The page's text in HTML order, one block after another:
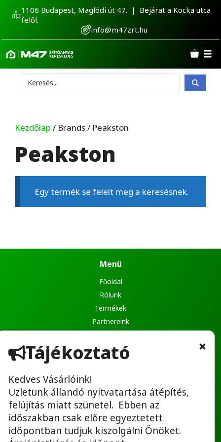
Kilépés1106 Budapest, Maglódi út 47. | Bejárat a Kocka utca
felől.
info@m47zrt.hu
Search
...
Kezdőlap / Brands / Peakston
Peakston
Egy termék se felelt meg a keresésnek.
Tájékoztató
Kedves Vásárlóink!
Üzletünk állandó nyitvatartása átépítés,
felújítás miatt szünetel. Ebben az
időszakban csak előre egyeztetett
időpontban tudjuk kiszolgálni Önöket.
Menü
Főoldal
Rólunk
Termékek
Partnereink
Kapcsolat
Hasznos linkek
Adatvédelmi tájékoztató
ÁSZF
Bérbeadás ÁSZF